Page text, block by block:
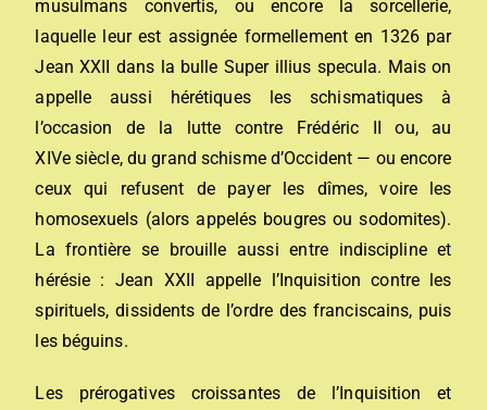
musulmans convertis, ou encore lasorcellerie,
laquelle leur est assignée formellement en 1326 par
JeanXXII dans la bulle Super illius specula. Mais on
appelle aussi hérétiques lesschismatiques à
l’occasion de la lutte contre Frédéric II ou, au
XIVe siècle, dugrand schisme d’Occident — ou encore
ceux qui refusent de payer les dîmes, voire les
homosexuels (alors appelés bougres ou sodomites).
La frontière se brouille aussi entre indiscipline et
hérésie : Jean XXII appelle l’Inquisition contre les
spirituels, dissidents de l’ordre des franciscains, puis
les béguins.
Les prérogatives croissantes de l’Inquisition et